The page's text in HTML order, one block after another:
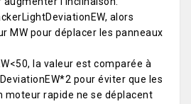
alors
MW pour déplacer les panneaux
la valeur est comparée à
pour éviter que les
moteur rapide ne se déplacent